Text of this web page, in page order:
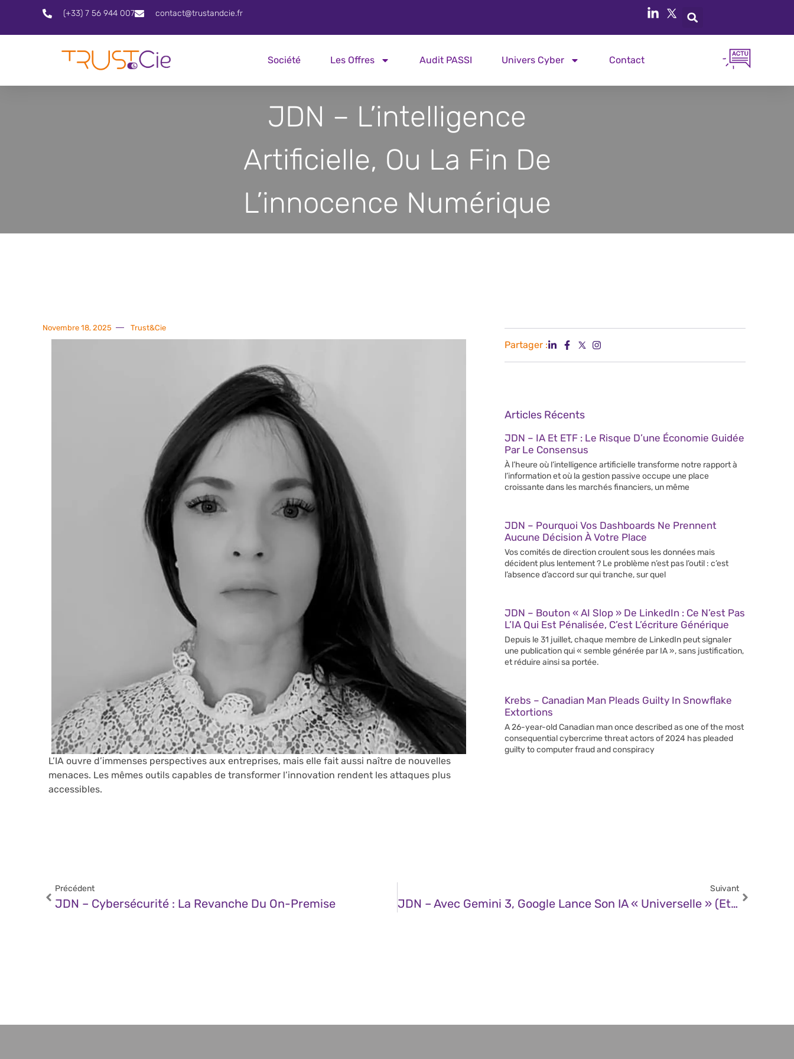
(+33) 7 56 944 007 contact@trustandcie.fr
Société Les Offres Audit PASSI Univers Cyber Contact
JDN – L’intelligence
Artificielle, Ou La Fin De
L’innocence Numérique
Novembre 18, 2025 Trust&Cie
L’IA ouvre d’immenses perspectives aux entreprises, mais elle fait aussi naître de nouvelles
menaces. Les mêmes outils capables de transformer l’innovation rendent les attaques plus
accessibles.
Partager :
Articles Récents
JDN – IA Et ETF : Le Risque D’une Économie Guidée
Par Le Consensus
À l’heure où l’intelligence artificielle transforme notre rapport à
l’information et où la gestion passive occupe une place
croissante dans les marchés financiers, un même
JDN – Pourquoi Vos Dashboards Ne Prennent
Aucune Décision À Votre Place
Vos comités de direction croulent sous les données mais
décident plus lentement ? Le problème n’est pas l’outil : c’est
l’absence d’accord sur qui tranche, sur quel
JDN – Bouton « AI Slop » De LinkedIn : Ce N’est Pas
L’IA Qui Est Pénalisée, C’est L’écriture Générique
Depuis le 31 juillet, chaque membre de LinkedIn peut signaler
une publication qui « semble générée par IA », sans justification,
et réduire ainsi sa portée.
Krebs – Canadian Man Pleads Guilty In Snowflake
Extortions
A 26-year-old Canadian man once described as one of the most
consequential cybercrime threat actors of 2024 has pleaded
guilty to computer fraud and conspiracy
Précédent
JDN – Cybersécurité : La Revanche Du On-Premise
Suivant
JDN – Avec Gemini 3, Google Lance Son IA « Universelle » (et Fait Le Plein De Nouveautés)